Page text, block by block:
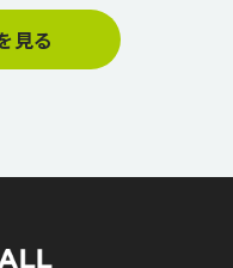
見る